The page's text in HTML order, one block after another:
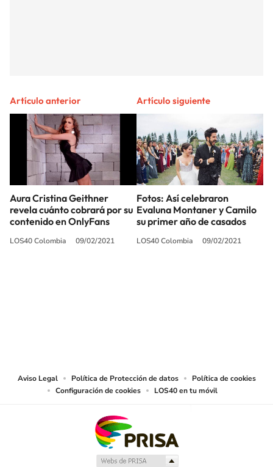
Artículo anterior
Aura Cristina Geithner
revela cuánto cobrará por su
contenido en OnlyFans
LOS40 Colombia 09/02/2021
Artículo siguiente
Fotos: Así celebraron
Evaluna Montaner y Camilo
su primer año de casados
LOS40 Colombia 09/02/2021
Aviso Legal Política de Protección de datos
Política de cookies
Configuración de cookies
LOS40 en tu móvil